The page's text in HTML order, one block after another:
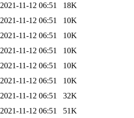
2021-11-12 06:51
18K
2021-11-12 06:51
10K
2021-11-12 06:51
10K
2021-11-12 06:51
10K
2021-11-12 06:51
10K
2021-11-12 06:51
10K
2021-11-12 06:51
32K
2021-11-12 06:51 51K